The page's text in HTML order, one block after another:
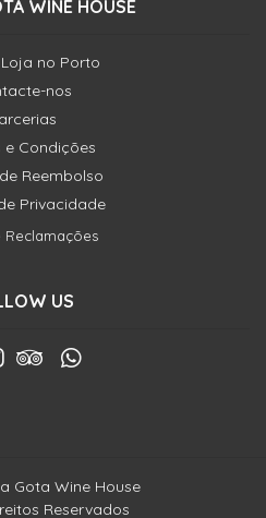
WINE HOUSE
no Porto
nos
e Condições
Reembolso
Privacidade
Reclamações
US
Gota Wine House
Reservados